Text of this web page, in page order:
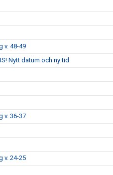
v. 48-49
Nytt datum och ny tid
v. 36-37
v. 24-25